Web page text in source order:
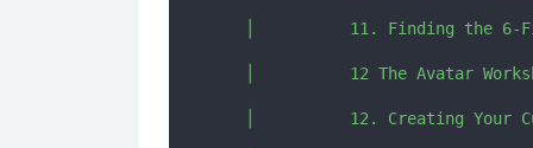
│          11. Finding the 6-
│          12 The Avatar
│          12. Creating Your